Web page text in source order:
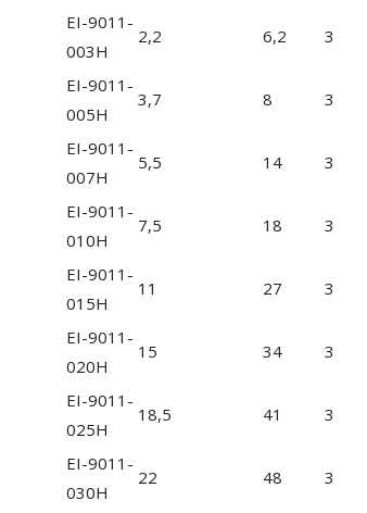
EI-9011-
003H
2,2 6,2 3
EI-9011-
005H
3,7 8 3
EI-9011-
007H
5,5 14 3
EI-9011-
010H
7,5 18 3
EI-9011-
015H
11 27 3
EI-9011-
020H
15 34 3
EI-9011-
025H
18,5 41 3
EI-9011-
030H
22 48 3